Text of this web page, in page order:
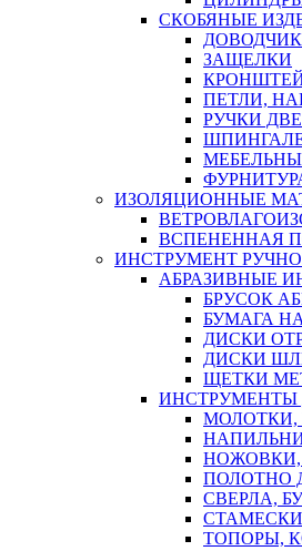
СКОБЯНЫЕ
ЗАЩЕЛКИ
ПЕТЛИ,
РУЧКИ
ИЗОЛЯЦИОННЫЕ
ВСПЕНЕННАЯ
ИНСТРУМЕНТ
АБРАЗИВНЫЕ
БРУСОК
БУМАГА
ДИСКИ
ДИСКИ
ЩЕТКИ
ИНСТРУМЕНТЫ
ПОЛОТНО
СВЕРЛА,
СТАМЕСКИ
ТОПОРЫ,